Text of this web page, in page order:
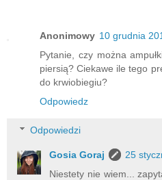
Anonimowy 10 grudnia
Pytanie, czy można
piersią? Ciekawe ile tego
do krwiobiegiu?
Odpowiedz
Odpowiedzi
Gosia Goraj
25
Niestety nie wiem...